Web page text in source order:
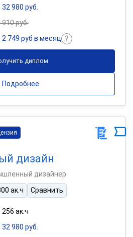
32 980 руб.
910 руб.
2 749 руб в месяц
диплом
Подробнее
дизайн
дизайнер
ак.ч Сравнить
256 ак.ч
32 980 руб.